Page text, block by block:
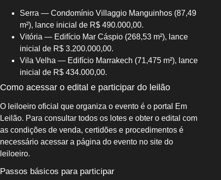
Serra — Condomínio Villaggio Manguinhos (87,49
m²), lance inicial de R$ 490.000,00.
Vitória — Edifício Mar Cáspio (268,53 m²), lance
inicial de R$ 3.200.000,00.
Vila Velha — Edifício Marrakech (71,475 m²), lance
inicial de R$ 434.000,00.
Como acessar o edital e participar do leilão
O leiloeiro oficial que organiza o evento é o portal Em
Leilão. Para consultar todos os lotes e obter o edital com
as condições de venda, certidões e procedimentos é
necessário acessar a página do evento no site do
leiloeiro.
Passos básicos para participar